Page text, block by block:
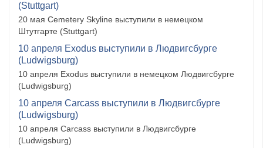
(Stuttgart)
20 мая Cemetery Skyline выступили в немецком
Штутгарте (Stuttgart)
10 апреля Exodus выступили в Людвигсбурге
(Ludwigsburg)
10 апреля Exodus выступили в немецком Людвигсбурге
(Ludwigsburg)
10 апреля Carcass выступили в Людвигсбурге
(Ludwigsburg)
10 апреля Carcass выступили в Людвигсбурге
(Ludwigsburg)